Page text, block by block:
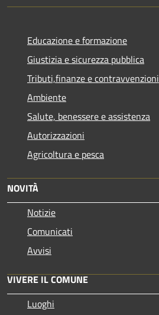
Educazione e formazione
Giustizia e sicurezza pubblica
Tributi,finanze e contravvenzioni
Ambiente
Salute, benessere e assistenza
Autorizzazioni
Agricoltura e pesca
NOVITÀ
Notizie
Comunicati
Avvisi
VIVERE IL COMUNE
Luoghi